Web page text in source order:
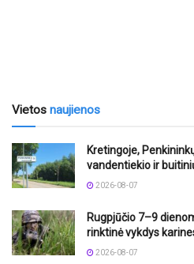
Vietos naujienos
Kretingoje,
vandentiekio ir
2026-08-07
Rugpjūčio 7–9
rinktinė vykdys
2026-08-07